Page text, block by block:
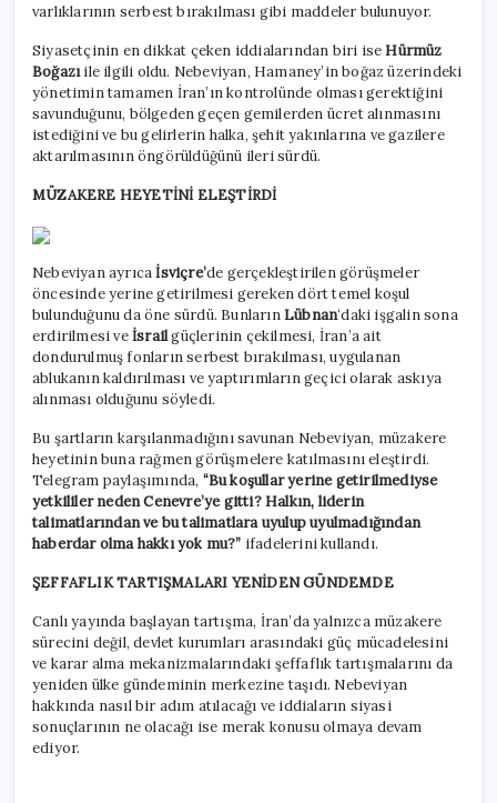
varlıklarının serbest bırakılması gibi maddeler bulunuyor.
Siyasetçinin en dikkat çeken iddialarından biri iseHürmüz
Boğazıile ilgili oldu. Nebeviyan, Hamaney’in boğaz üzerindeki
yönetimin tamamen İran’ın kontrolünde olması gerektiğini
savunduğunu, bölgeden geçen gemilerden ücret alınmasını
istediğini ve bu gelirlerin halka, şehit yakınlarına ve gazilere
aktarılmasının öngörüldüğünü ileri sürdü.
MÜZAKERE HEYETİNİ ELEŞTİRDİ
Nebeviyan ayrıcaİsviçre’de gerçekleştirilen görüşmeler
öncesinde yerine getirilmesi gereken dört temel koşul
bulunduğunu da öne sürdü. BunlarınLübnan‘daki işgalin sona
erdirilmesi veİsrailgüçlerinin çekilmesi, İran’a ait
dondurulmuş fonların serbest bırakılması, uygulanan
ablukanın kaldırılması ve yaptırımların geçici olarak askıya
alınması olduğunu söyledi.
Bu şartların karşılanmadığını savunan Nebeviyan, müzakere
heyetinin buna rağmen görüşmelere katılmasını eleştirdi.
Telegram paylaşımında, “Bu koşullar yerine getirilmediyse
yetkililer neden Cenevre’ye gitti? Halkın, liderin
talimatlarından ve bu talimatlara uyulup uyulmadığından
haberdar olma hakkı yok mu?” ifadelerini kullandı.
ŞEFFAFLIK TARTIŞMALARI YENİDEN GÜNDEMDE
Canlı yayında başlayan tartışma, İran’da yalnızca müzakere
sürecini değil, devlet kurumları arasındaki güç mücadelesini
ve karar alma mekanizmalarındaki şeffaflık tartışmalarını da
yeniden ülke gündeminin merkezine taşıdı. Nebeviyan
hakkında nasıl bir adım atılacağı ve iddiaların siyasi
sonuçlarının ne olacağı ise merak konusu olmaya devam
ediyor.